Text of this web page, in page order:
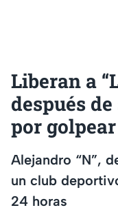
Liberan a
después
por
Alejandro “N”,
un club
24 horas